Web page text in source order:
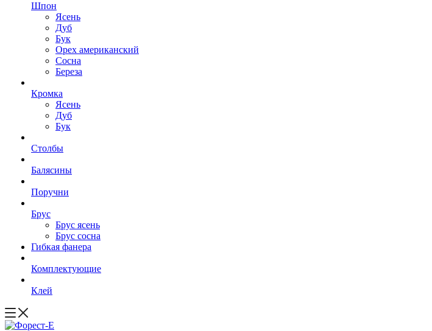
Шпон
Ясень
Дуб
Бук
Орех американский
Сосна
Береза
Кромка
Ясень
Дуб
Бук
Столбы
Балясины
Поручни
Брус
Брус ясень
Брус сосна
Гибкая фанера
Комплектующие
Клей